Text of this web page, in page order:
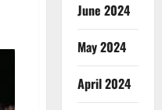
June 2024
May 2024
April 2024